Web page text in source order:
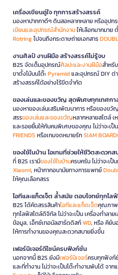
เครื่องเขียนคู่ใจ ทุกการสร้างสรรค์
มองหาปากกาดีๆ ดินสอหลากหลาย หรืออุปก
เขียนและอุปกรณ์สำนักงานให้เลือกมากมาย
Rotringไปจนถึงกระดาษถ่ายเอกสาร
งานศิลป์ งานฝีมือ สร้างสรรค์ไม่รู้จบ
B2S จัดเต็มอุปกรณ์ศิลปะและงานฝีมือสำหรั
ขาตั้งไม้บนโต๊ะPyramidและอุปกรณ์ DIY ต่
สร้างสรรค์ได้อย่างไร้ขีดจำกัด
ของเล่นและของขวัญ สุดพิเศษทุกเทศกา
มองหาของเล่นเสริมพัฒนาการ หรือของขวั
สรรของเล่นและของขวัญหลากหลายสไตล์ เ
และรอยยิ้มให้กับคนพิเศษของคุณ ไม่ว่าจะเป็
FRIENDS หรือเกมจดหมายรักSIAM
ของใช้ในบ้าน ไอเทมที่ช่วยให้ชีวิตสะดวก
ที่ B2S เรามีของใช้ในบ้านครบครัน ไม่ว่าจะเป็
Xiaomi, หน้ากากอนามัยทางการแพทย์
ให้คุณเลือกสรร
ไอทีและแก็ดเจ็ต ล้ำสมัย ตอบโจทย์ทุกไล
B2S ได้คัดสรรสินค้าไอทีและแก็ดเจ็ตคุณภาพ
ทุกไลฟ์สไตล์ดิจิทัล ไม่ว่าจะเป็น เครื่องทำลาย
ข้อมูล, เอ็กซ์เทอนัลฮาร์ดดิสก์WD, หรือ คีย์บ
ให้การทำงานของคุณสะดวกสบายยิ่งขึ้น
เฟอร์นิเจอร์ดีไซน์ครบฟังก์ชั่น
นอกจากนี้ B2S ยังมีเฟอร์นิเจอร์ครบทุกฟังก์
และที่ทำงาน ไม่ว่าจะเป็นโต๊ะทำงานพับได้ จา